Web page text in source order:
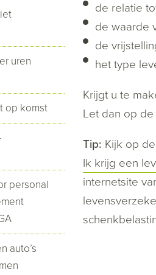
de relatie
de waarde
de
het type
Krijgt u te
Let dan op
Tip: Kijk op
Ik krijg een
internetsite
uren
op komst
personal
auto’s